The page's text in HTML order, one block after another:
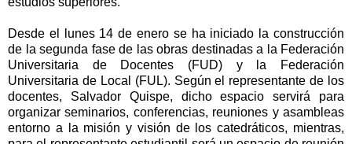
Desde el lunes 14 de enero se ha iniciado la construcción
de la segunda fase de las obras destinadas a la Federación
Universitaria de Docentes (FUD) y la Federación
Universitaria de Local (FUL). Según el representante de los
docentes, Salvador Quispe, dicho espacio servirá para
organizar seminarios, conferencias, reuniones y asambleas
entorno a la misión y visión de los catedráticos, mientras,